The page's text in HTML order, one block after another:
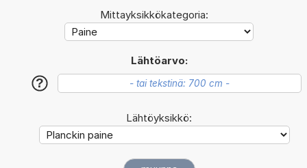
Mittayksikkökategoria:
Lähtöarvo:
?
Lähtöyksikkö: